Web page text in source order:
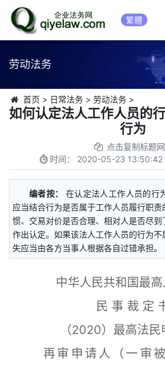
繁體
劳动法务
首页 > 日常法务> 劳动法务>
如何认定法人工作人员的
行为
点击复制标题
时间： 2020-05-23 13:50:42
编者按：
在认定法人工作人员的行
应当结合行为是否属于工作人员履行职
惯、交易对价是否合理、相对人是否尽
作出认定。如果该法人工作人员的行为
失应当由各方当事人根据各自过错承担。
中华人民共和国最
民 事 裁 定
（2020）最高法
再审申请人（一审被